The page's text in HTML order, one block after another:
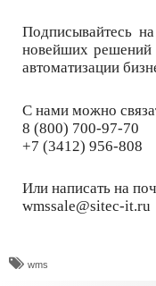
Подписывайтесь
новейших решений
автоматизации
С нами можно
8 (800) 700-97-70
+7 (3412) 956-808
Или написать на
wmssale@sitec-it.ru
wms